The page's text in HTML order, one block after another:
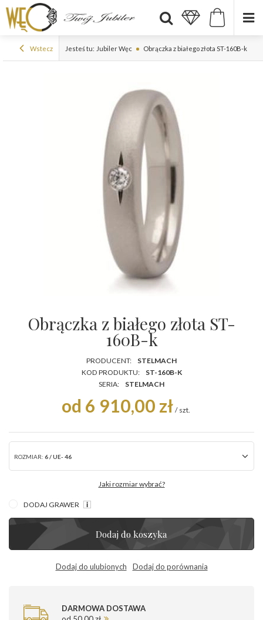
Wstecz Jesteś tu: Jubiler Węc Obrączka z białego złota ST-160B-k
Obrączka z białego złota ST-
160B-k
PRODUCENT:
STELMACH
KOD PRODUKTU:
ST-160B-K
SERIA:
STELMACH
od 6 910,00 zł / szt.
ROZMIAR: 6 / UE- 46
Jaki rozmiar wybrać?
DODAJ GRAWER
Dodaj do koszyka
Dodaj do ulubionych Dodaj do porównania
DARMOWA DOSTAWA